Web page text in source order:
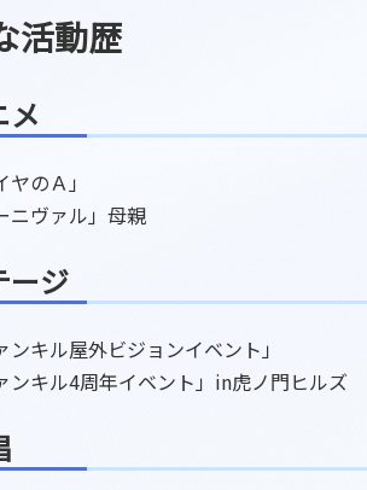
活動歴
メ
ヤのＡ」
ニヴァル」母親
ージ
ンキル屋外ビジョンイベント」
ンキル4周年イベント」in虎ノ門ヒルズ